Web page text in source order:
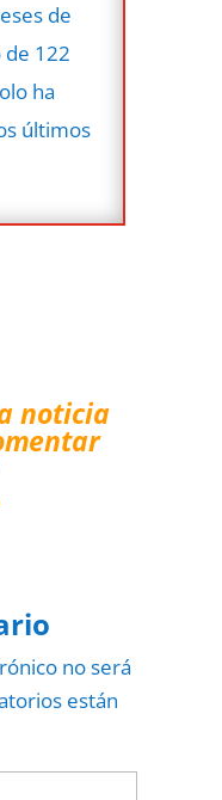
de
de 122
ha
últimos
noticia
no será
están